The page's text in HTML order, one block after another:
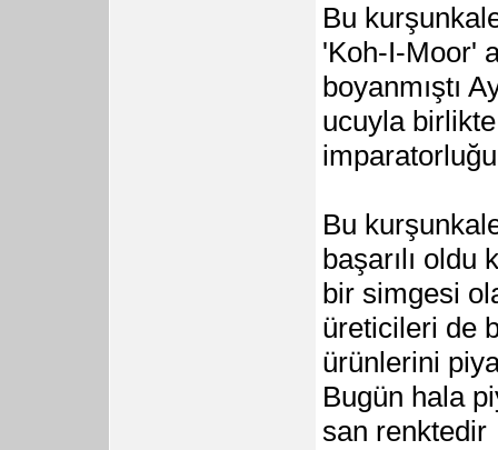
Bu
'Koh-I-Moor'
boyanmıştı
ucuyla
Bu
başarılı oldu
bir simgesi
üreticileri de
ürünlerini
Bugün hala
san renktedir